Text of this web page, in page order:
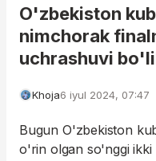
O'zbekiston
nimchorak
uchrashuvi
Khoja6 iyul 2024, 07:47
Bugun O'zbekiston
o'rin olgan so'nggi